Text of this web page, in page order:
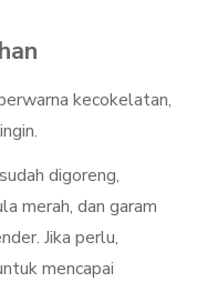
kecokelatan,
digoreng,
merah, dan garam
Jika perlu,
mencapai